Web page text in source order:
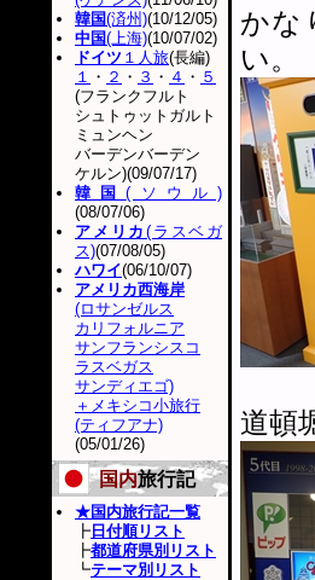
かな
い。
道頓
韓国(済州)(10/12/05)
中国(上海)(10/07/02)
ドイツ １人旅(長編)
１ ・ ２ ・ ３ ・ ４ ・ ５
(フランクフルト
シュトゥットガルト
ミュンヘン
バーデンバーデン
ケルン)(09/07/17)
韓国(ソウル)
(08/07/06)
アメリカ (ラスベガ
ス)(07/08/05)
ハワイ(06/10/07)
アメリカ西海岸
(ロサンゼルス
カリフォルニア
サンフランシスコ
ラスベガス
サンディエゴ)
＋メキシコ小旅行
(ティフアナ)
(05/01/26)
国内旅行記
★国内旅行記一覧
┣ 日付順リスト
┣都道府県別リスト
┗テーマ別リスト